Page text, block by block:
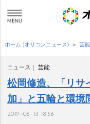
ホーム (オリコンニュース) 芸
ニュース 芸能
松岡修造、「リサ
加」と五輪と環境
2019-06-13 18:56